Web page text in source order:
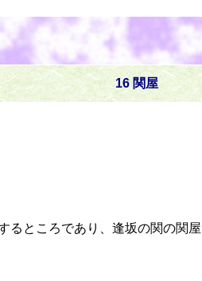
16 関屋
ところであり、逢坂の関の関